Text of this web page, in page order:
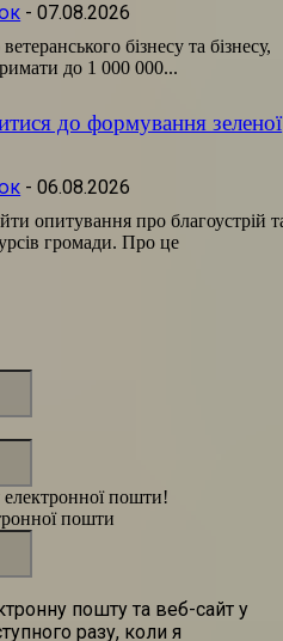
- 07.08.2026
бізнесу та бізнесу,
до 1 000 000...
до формування зеленої
- 06.08.2026
опитування про благоустрій
громади. Про це
пошти!
пошти
пошту та веб-сайт у
разу, коли я